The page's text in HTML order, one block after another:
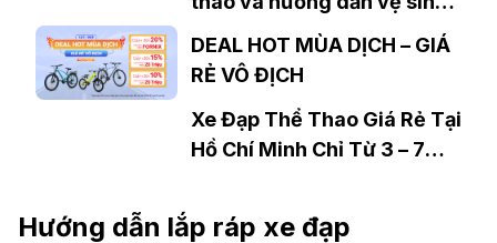
thao và hướng dẫn vệ sinh
xe đạp tại nhà
DEAL HOT MÙA DỊCH – GIÁ
RẺ VÔ ĐỊCH
Xe Đạp Thể Thao Giá Rẻ Tại
Hồ Chí Minh Chỉ Từ 3 – 7